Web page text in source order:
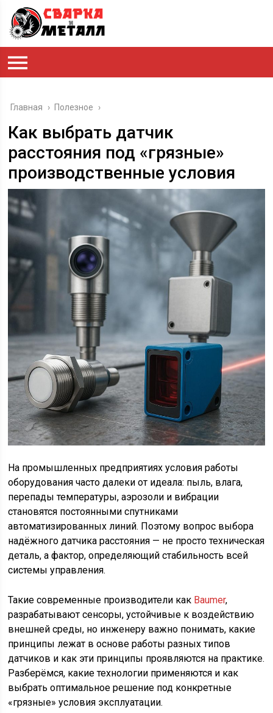
Главная › Полезное ›
Как выбрать датчик
расстояния под «грязные»
производственные условия
На промышленных предприятиях условия работы
оборудования часто далеки от идеала: пыль, влага,
перепады температуры, аэрозоли и вибрации
становятся постоянными спутниками
автоматизированных линий. Поэтому вопрос выбора
надёжного датчика расстояния — не просто техническая
деталь, а фактор, определяющий стабильность всей
системы управления.
Такие современные производители как Baumer,
разрабатывают сенсоры, устойчивые к воздействию
внешней среды, но инженеру важно понимать, какие
принципы лежат в основе работы разных типов
датчиков и как эти принципы проявляются на практике.
Разберёмся, какие технологии применяются и как
выбрать оптимальное решение под конкретные
«грязные» условия эксплуатации.